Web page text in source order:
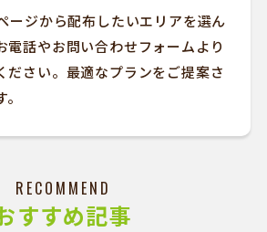
ージから配布したいエリアを選ん
電話やお問い合わせフォームより
ださい。最適なプランをご提案さ
RECOMMEND
すすめ記事